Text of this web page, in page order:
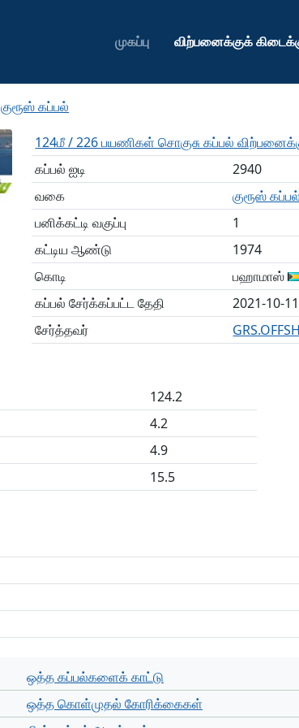
முகப்பு விற்பனைக்குக்
குரூஸ் கப்பல்
124மீ / 226 பயணிகள் சொகுசு கப்பல்
கப்பல் ஐடி
2940
வகை
குரூஸ் கப்பல்
பனிக்கட்டி வகுப்பு
1
கட்டிய ஆண்டு
1974
கொடி
பஹாமாஸ்
கப்பல் சேர்க்கப்பட்ட தேதி
2021-10-11
சேர்த்தவர்
124.2
4.2
4.9
15.5
ஒத்த கப்பல்களைக் காட்டு
ஒத்த கொள்முதல் கோரிக்கைகள்